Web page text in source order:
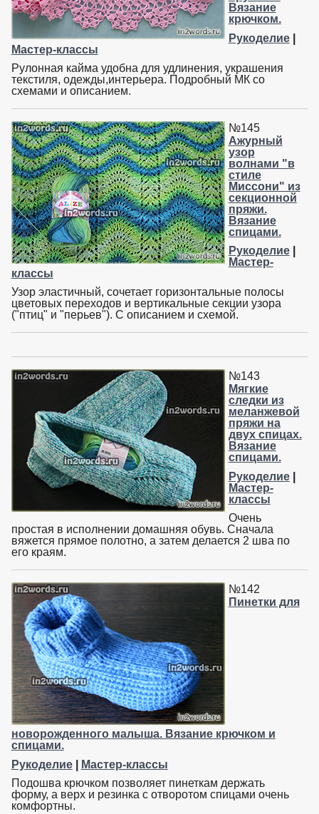
Вязание
крючком.
Рукоделие|
Мастер-классы
Рулонная кайма удобна для удлинения, украшения
текстиля, одежды,интерьера. Подробный МК со
схемами и описанием.
№145
Ажурный
узор
волнами "в
стиле
Миссони" из
секционной
пряжи.
Вязание
спицами.
Рукоделие|
Мастер-
классы
Узор эластичный, сочетает горизонтальные полосы
цветовых переходов и вертикальные секции узора
("птиц" и "перьев"). С описанием и схемой.
№143
Мягкие
следки из
меланжевой
пряжи на
двух спицах.
Вязание
спицами.
Рукоделие|
Мастер-
классы
Очень
простая в исполнении домашняя обувь. Сначала
вяжется прямое полотно, а затем делается 2 шва по
его краям.
№142
Пинетки для
новорожденного малыша. Вязание крючком и
спицами.
Рукоделие|
Мастер-классы
Подошва крючком позволяет пинеткам держать
форму, а верх и резинка с отворотом спицами очень
комфортны.